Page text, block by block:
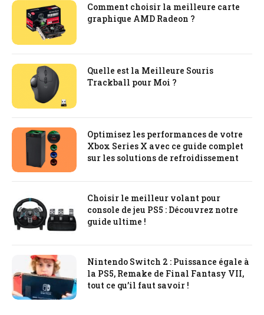
Comment choisir la meilleure carte
graphique AMD Radeon ?
Quelle est la Meilleure Souris
Trackball pour Moi ?
Optimisez les performances de votre
Xbox Series X avec ce guide complet
sur les solutions de refroidissement
Choisir le meilleur volant pour
console de jeu PS5 : Découvrez notre
guide ultime !
Nintendo Switch 2 : Puissance égale à
la PS5, Remake de Final Fantasy VII,
tout ce qu’il faut savoir !